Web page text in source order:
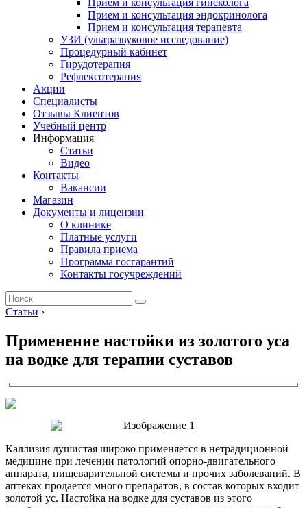
Прием и консультация гинеколога
Прием и консультация эндокринолога
Прием и консультация терапевта
УЗИ (ультразвуковое исследование)
Процедурный кабинет
Гирудотерапия
Рефлексотерапия
Акции
Специалисты
Отзывы Клиентов
Учебный центр
Информация
Статьи
Видео
Контакты
Вакансии
Магазин
Документы и лицензии
О клинике
Платные услуги
Правила приема
Программа госгарантий
Контакты госучреждений
Статьи ›
Применение настойки из золотого уса
на водке для терапии суставов
Каллизия душистая широко применяется в нетрадиционной
медицине при лечении патологий опорно-двигательного
аппарата, пищеварительной системы и прочих заболеваний. В
аптеках продается много препаратов, в состав которых входит
золотой ус. Настойка на водке для суставов из этого